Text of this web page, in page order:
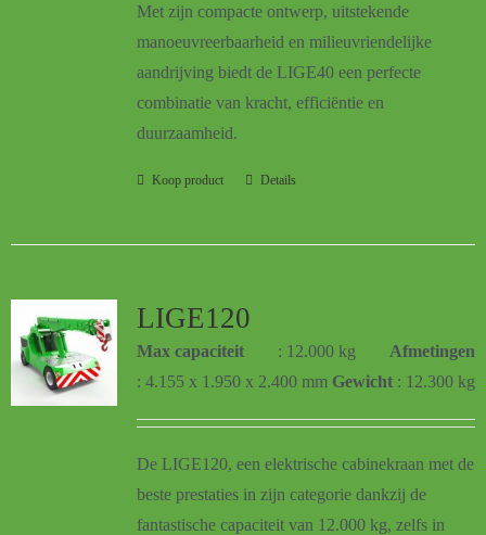
Met zijn compacte ontwerp, uitstekende
manoeuvreerbaarheid en milieuvriendelijke
aandrijving biedt de LIGE40 een perfecte
combinatie van kracht, efficiëntie en
duurzaamheid.
Koop product Details
LIGE120
Max capaciteit : 12.000 kg
Afmetingen
: 4.155 x 1.950 x 2.400 mm Gewicht : 12.300 kg
De LIGE120, een elektrische cabinekraan met de
beste prestaties in zijn categorie dankzij de
fantastische capaciteit van 12.000 kg, zelfs in